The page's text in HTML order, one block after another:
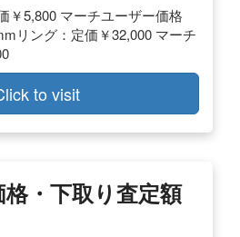
￥5,800 マーチユーザー価格
リング：定価￥32,000 マーチ
to visit
・下取り査定額